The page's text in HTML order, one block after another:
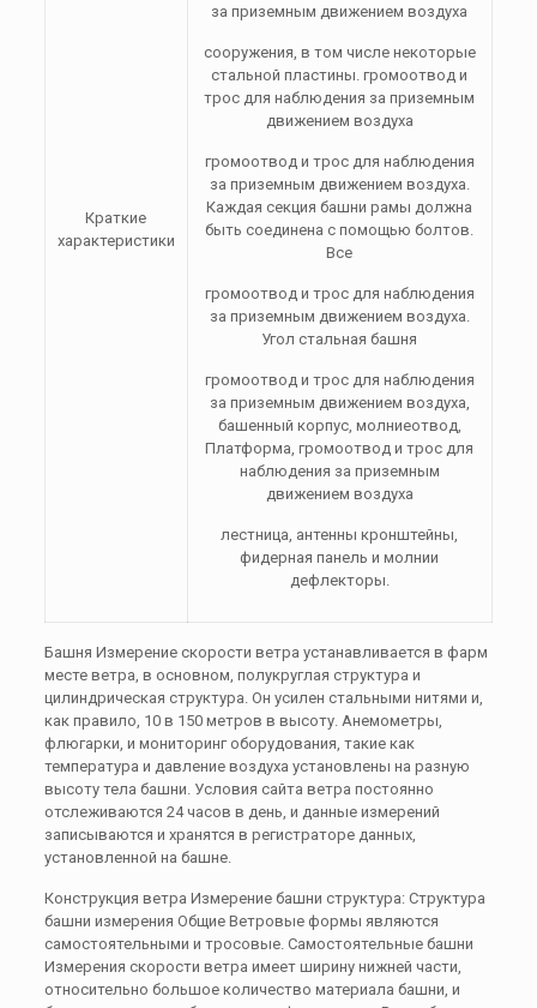
Краткие
характеристики
за приземным движением воздуха
сооружения, в том числе некоторые
стальной пластины. громоотвод и
трос для наблюдения за приземным
движением воздуха
громоотвод и трос для наблюдения
за приземным движением воздуха.
Каждая секция башни рамы должна
быть соединена с помощью болтов.
Все
громоотвод и трос для наблюдения
за приземным движением воздуха.
Угол стальная башня
громоотвод и трос для наблюдения
за приземным движением воздуха,
башенный корпус, молниеотвод,
Платформа, громоотвод и трос для
наблюдения за приземным
движением воздуха
лестница, антенны кронштейны,
фидерная панель и молнии
дефлекторы.
Башня Измерение скорости ветра устанавливается в фарм
месте ветра, в основном, полукруглая структура и
цилиндрическая структура. Он усилен стальными нитями и,
как правило, 10 в 150 метров в высоту. Анемометры,
флюгарки, и мониторинг оборудования, такие как
температура и давление воздуха установлены на разную
высоту тела башни. Условия сайта ветра постоянно
отслеживаются 24 часов в день, и данные измерений
записываются и хранятся в регистраторе данных,
установленной на башне.
Конструкция ветра Измерение башни структура: Структура
башни измерения Общие Ветровые формы являются
самостоятельными и тросовые. Самостоятельные башни
Измерения скорости ветра имеет ширину нижней части,
относительно большое количество материала башни, и